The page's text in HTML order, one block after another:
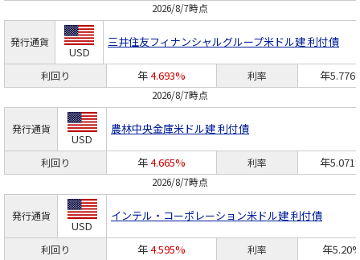
2026/8/7時点
発行通貨
USD
三井住友フィナンシャルグループ米ドル建 利付債
利回り 年4.693% 利率 年
2026/8/7時点
発行通貨
USD
農林中央金庫米ドル建 利付債
利回り 年4.665% 利率 年
2026/8/7時点
発行通貨
USD
インテル・コーポレーション米ドル建 利付債
利回り 年4.595% 利率 年